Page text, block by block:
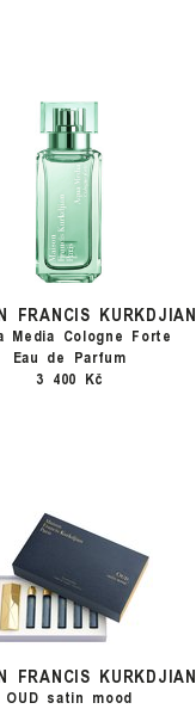
FRANCIS KURKDJIAN
Media Cologne Forte
Eau de Parfum
3 400 Kč
FRANCIS KURKDJIAN
OUD satin mood